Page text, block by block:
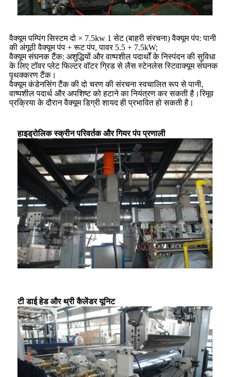
वैक्यूम पम्पिंग सिस्टम दो × 7.5kw 1 सेट (बाहरी संरचना) वैक्यूम पंप: पानी
की अंगूठी वैक्यूम पंप + रूट पंप, पावर 5.5 + 7.5kW;
वैक्यूम संघनक टैंक: अशुद्धियों और वाष्पशील पदार्थों के निस्पंदन की सुविधा
के लिए टॉवर प्लेट फिल्टर वॉटर ग्रिड से लैस स्टेनलेस स्टिवाक्यूम संघनक
पृथक्करण टैंक।
वैक्यूम कंडेनसिंग टैंक की दो चरण की संरचना स्वचालित रूप से पानी,
वाष्पशील पदार्थ और अपशिष्ट को हटाने का नियंत्रण कर सकती है।रिमूव
प्रक्रिया के दौरान वैक्यूम डिग्री शायद ही प्रभावित हो सकती है।
हाइड्रोलिक स्क्रीन परिवर्तक और गियर पंप प्रणाली
टी डाई हेड और थ्री कैलेंडर यूनिट